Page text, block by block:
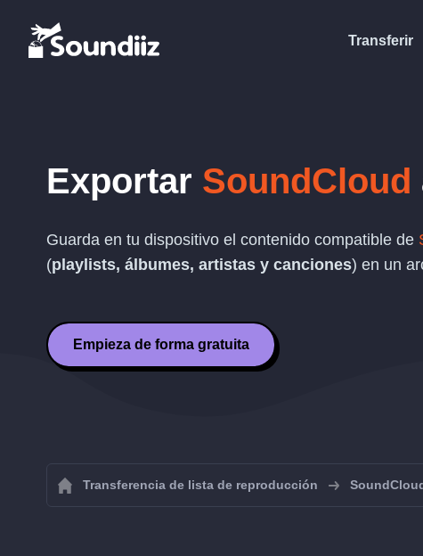
Transferir
Exportar SoundCloud
Guarda en tu dispositivo el contenido compatible de
(playlists, álbumes, artistas y canciones) en un
Empieza de forma gratuita
Transferencia de lista de reproducción